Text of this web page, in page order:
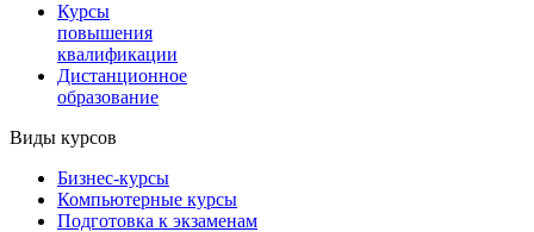
Курсы
повышения
квалификации
Дистанционное
образование
Виды курсов
Бизнес-курсы
Компьютерные курсы
Подготовка к экзаменам